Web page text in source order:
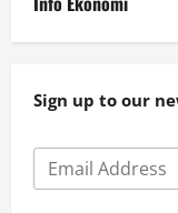
Sign up to our